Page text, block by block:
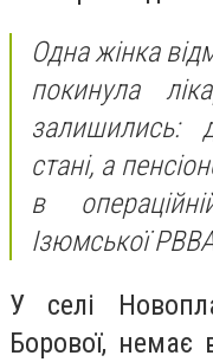
Одна жінка
покинула
залишились:
стані, а
в
Ізюмської
У селі
Борової, немає